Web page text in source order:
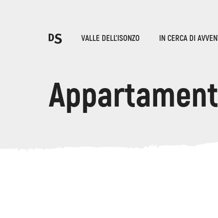
VALLE DELL'ISONZO IN CERCA DI
LE GOLE DI TOLMIN